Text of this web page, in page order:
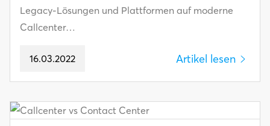
Legacy-Lösungen und Plattformen auf moderne
Callcenter…
16.03.2022 Artikel lesen